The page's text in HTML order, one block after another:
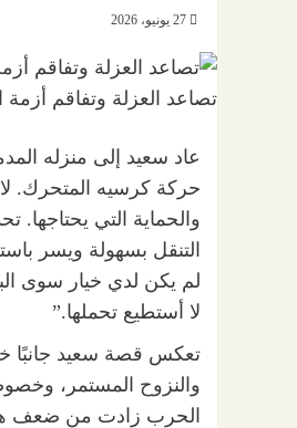
27 يونيو، 2026
تصاعد العزلة وتفاقم
عاد سعيد إلى منزله
حركة كرسيه المتحرك.
والحماية التي
التنقل بسهولة ويسر
لم يكن لدي خيار سوى
لا أستطيع تحملها.”
تعكس قصة سعيد جانبًا
والنزوح المستمر،
الحرب زادت من ضعف